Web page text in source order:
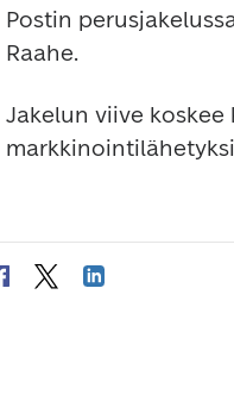
Postin
Raahe.
Jakelun viive